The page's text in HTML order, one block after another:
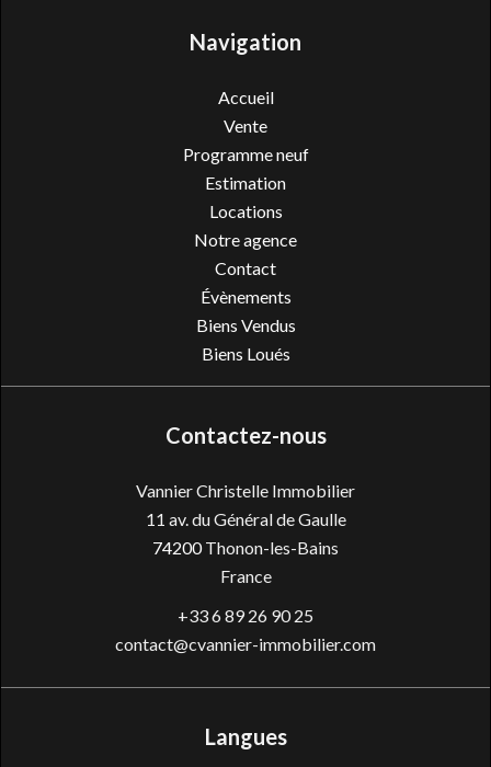
Navigation
Accueil
Vente
Programme neuf
Estimation
Locations
Notre agence
Contact
Évènements
Biens Vendus
Biens Loués
Contactez-nous
Vannier Christelle Immobilier
11 av. du Général de Gaulle
74200Thonon-les-Bains
France
+33 6 89 26 90 25
contact@cvannier-immobilier.com
Langues